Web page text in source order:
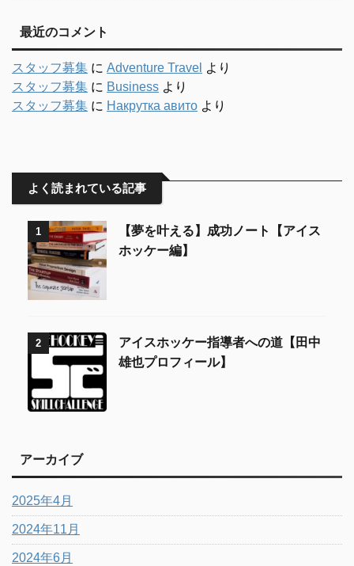
最近のコメント
スタッフ募集 に Adventure Travel より
スタッフ募集 に Business より
スタッフ募集 に Накрутка авито より
よく読まれている記事
1
【夢を叶える】成功ノート【アイス
ホッケー編】
2
アイスホッケー指導者への道【田中
雄也プロフィール】
アーカイブ
2025年4月
2024年11月
2024年6月